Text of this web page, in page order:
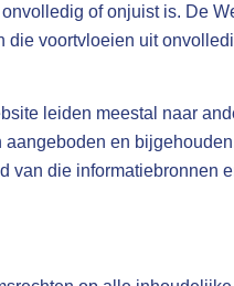
of onjuist is. De
voortvloeien uit
leiden meestal naar
en
van die informatiebronnen